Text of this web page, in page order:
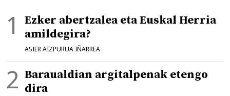
Ezker abertzalea eta Euskal Herria
amildegira?
ASIER AIZPURUA IÑARREA
Baraualdian argitalpenak etengo
dira